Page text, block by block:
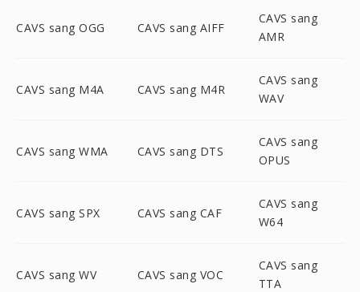
CAVS sang OGG CAVS sang AIFF
CAVS sang
AMR
CAVS sang M4A CAVS sang M4R
CAVS sang
WAV
CAVS sang WMA CAVS sang DTS
CAVS sang
OPUS
CAVS sang SPX CAVS sang CAF
CAVS sang
W64
CAVS sang WV CAVS sang VOC
CAVS sang
TTA